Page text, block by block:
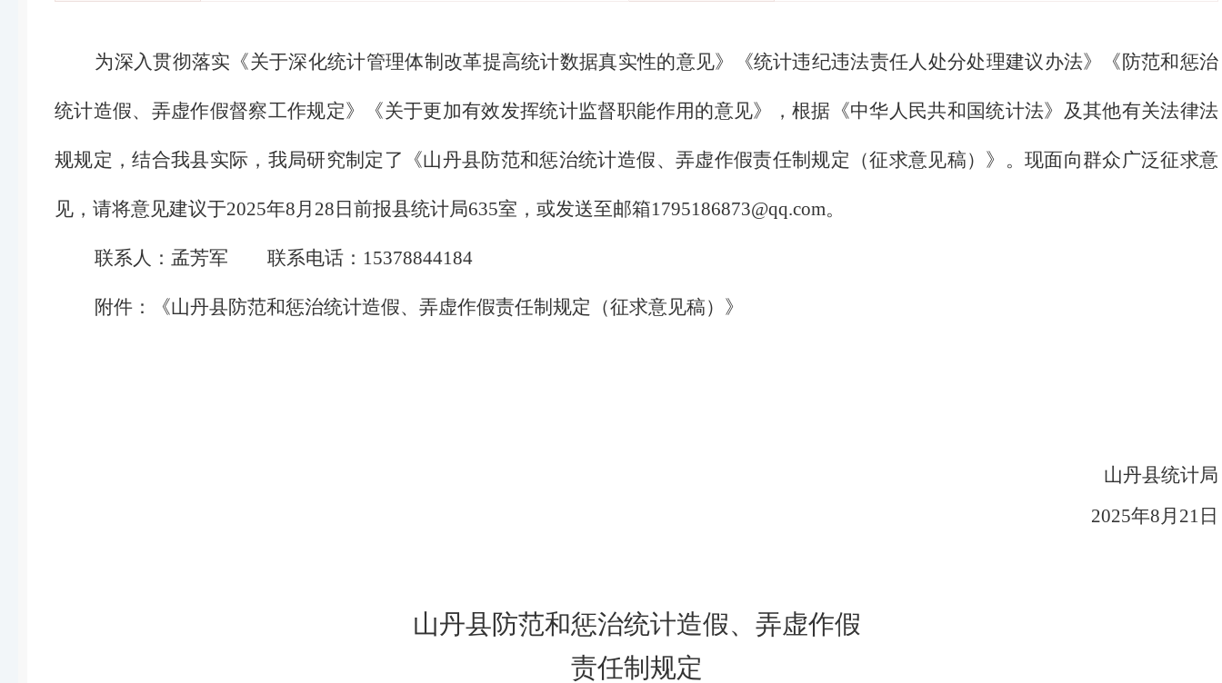
为深入贯彻落实《关于深化统计管理体制改革提高统计数据真实性的意见》《统计违纪违法责任人处分处理建议办法》《防范和惩治
统计造假、弄虚作假督察工作规定》《关于更加有效发挥统计监督职能作用的意见》，根据《中华人民共和国统计法》及其他有关法律法
规规定，结合我县实际，我局研究制定了《山丹县防范和惩治统计造假、弄虚作假责任制规定（征求意见稿）》。现面向群众广泛征求意
见，请将意见建议于2025年8月28日前报县统计局635室，或发送至邮箱1795186873@qq.com。
联系人：孟芳军 联系电话：15378844184
附件：《山丹县防范和惩治统计造假、弄虚作假责任制规定（征求意见稿）》
山丹县统计局
2025年8月21日
山丹县防范和惩治统计造假、弄虚作假
责任制规定